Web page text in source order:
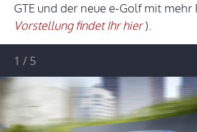
GTE und der neue e-Golf mit mehr
Vorstellung findet Ihr hier ).
1 / 5